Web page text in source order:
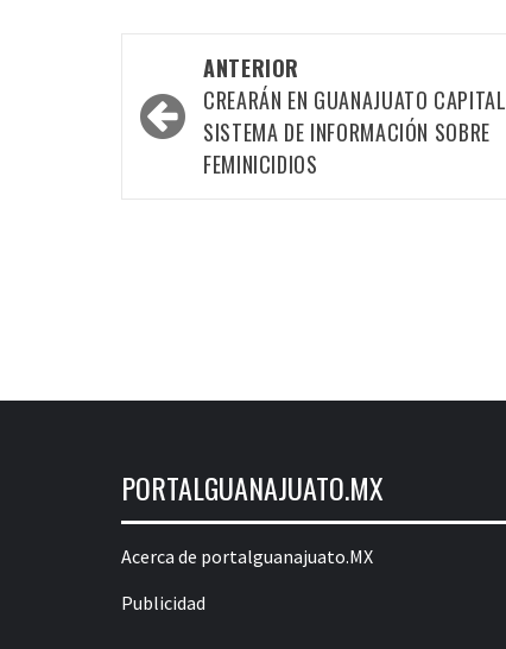
Navegación
por
las
entradas
ANTERIOR
CREARÁN EN GUANAJUATO CAPITAL
SISTEMA DE INFORMACIÓN SOBRE
FEMINICIDIOS
PORTALGUANAJUATO.MX
Acerca de portalguanajuato.MX
Publicidad